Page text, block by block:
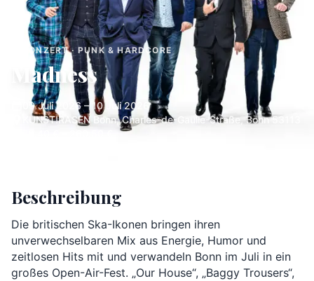
KONZERT · PUNK & HARDCORE
Madness
09 Juli 2026 – 10 Juli 2026
KUNST!RASEN Bonn, Charles-de-Gaulle-Straße, Bonn 53113
Beschreibung
Die britischen Ska-Ikonen bringen ihren
unverwechselbaren Mix aus Energie, Humor und
zeitlosen Hits mit und verwandeln Bonn im Juli in ein
großes Open-Air-Fest. „Our House“, „Baggy Trousers“,